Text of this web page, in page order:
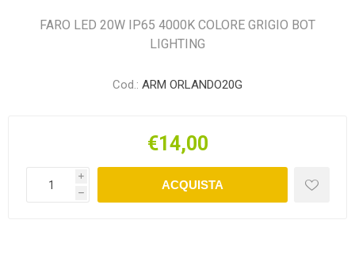
FARO LED 20W IP65 4000K COLORE GRIGIO BOT
LIGHTING
Cod.: ARM ORLANDO20G
€14,00
i
h
ACQUISTA